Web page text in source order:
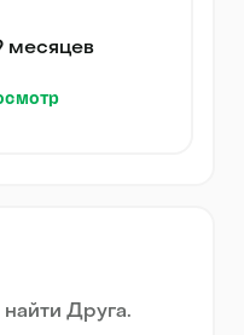
месяцев
Друга.